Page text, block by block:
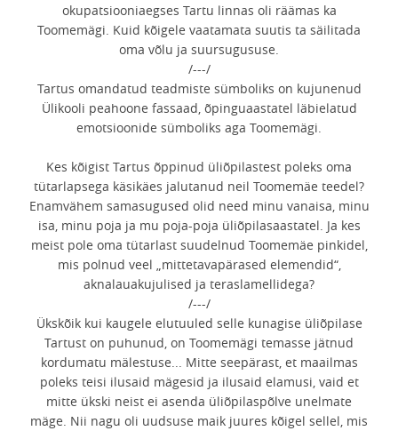
okupatsiooniaegses Tartu linnas oli räämas ka
Toomemägi. Kuid kõigele vaatamata suutis ta säilitada
oma võlu ja suursugususe.
/---/
Tartus omandatud teadmiste sümboliks on kujunenud
Ülikooli peahoone fassaad, õpinguaastatel läbielatud
emotsioonide sümboliks aga Toomemägi.
Kes kõigist Tartus õppinud üliõpilastest poleks oma
tütarlapsega käsikäes jalutanud neil Toomemäe teedel?
Enamvähem samasugused olid need minu vanaisa, minu
isa, minu poja ja mu poja-poja üliõpilasaastatel. Ja kes
meist pole oma tütarlast suudelnud Toomemäe pinkidel,
mis polnud veel „mittetavapärased elemendid“,
aknalauakujulised ja teraslamellidega?
/---/
Ükskõik kui kaugele elutuuled selle kunagise üliõpilase
Tartust on puhunud, on Toomemägi temasse jätnud
kordumatu mälestuse... Mitte seepärast, et maailmas
poleks teisi ilusaid mägesid ja ilusaid elamusi, vaid et
mitte ükski neist ei asenda üliõpilaspõlve unelmate
mäge. Nii nagu oli uudsuse maik juures kõigel sellel, mis